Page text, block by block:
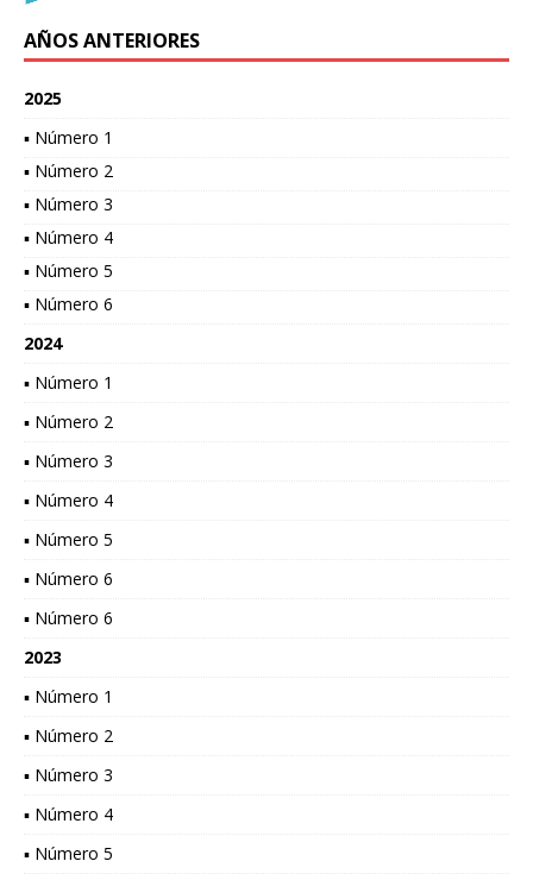
AÑOS ANTERIORES
2025
▪ Número 1
▪ Número 2
▪ Número 3
▪ Número 4
▪ Número 5
▪ Número 6
2024
▪ Número 1
▪ Número 2
▪ Número 3
▪ Número 4
▪ Número 5
▪ Número 6
▪ Número 6
2023
▪ Número 1
▪ Número 2
▪ Número 3
▪ Número 4
▪ Número 5